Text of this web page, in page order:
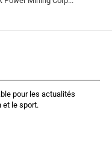
pour les actualités
et le sport.